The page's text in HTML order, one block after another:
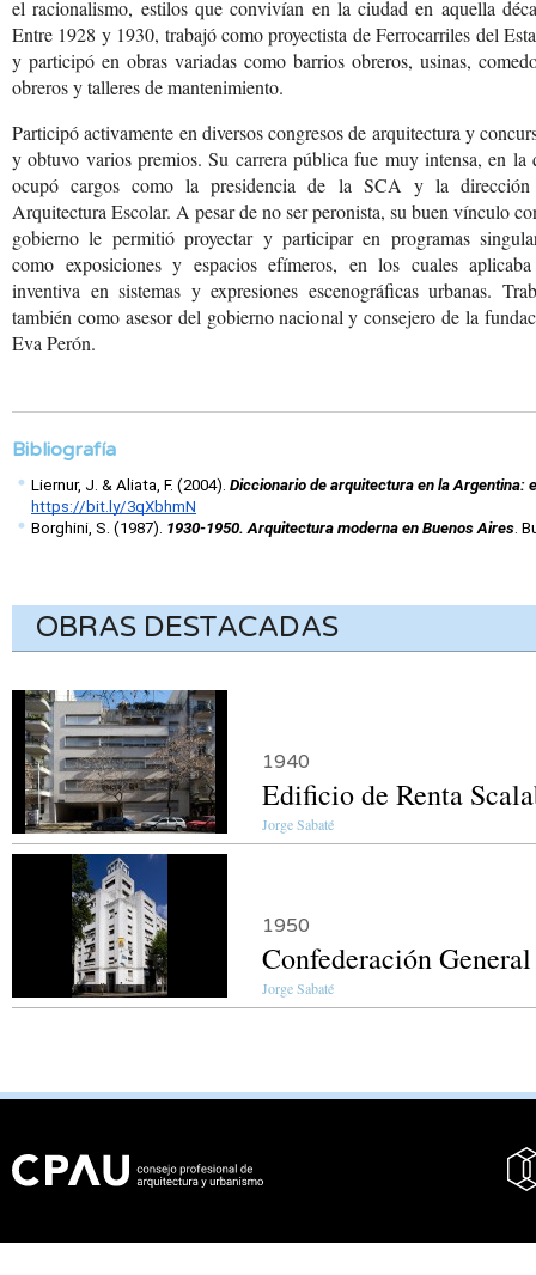
el racionalismo, estilos que convivían en la ciudad en aquella
Entre 1928 y 1930, trabajó como proyectista de Ferrocarriles del
y participó en obras variadas como barrios obreros, usinas,
obreros y talleres de mantenimiento.
Participó activamente en diversos congresos de arquitectura y
y obtuvo varios premios. Su carrera pública fue muy intensa, en la
ocupó cargos como la presidencia de la SCA y la
Arquitectura Escolar. A pesar de no ser peronista, su buen vínculo
gobierno le permitió proyectar y participar en programas
como exposiciones y espacios efímeros, en los cuales
inventiva en sistemas y expresiones escenográficas urbanas.
también como asesor del gobierno nacional y consejero de la
Eva Perón.
Bibliografía
Liernur, J. & Aliata, F. (2004). Diccionario de arquitectura en la
https://bit.ly/3qXbhmN
Borghini, S. (1987). 1930-1950. Arquitectura moderna en Buenos Aires.
OBRAS DESTACADAS
1940
Edificio de Renta
Jorge Sabaté
1950
Confederación
Jorge Sabaté